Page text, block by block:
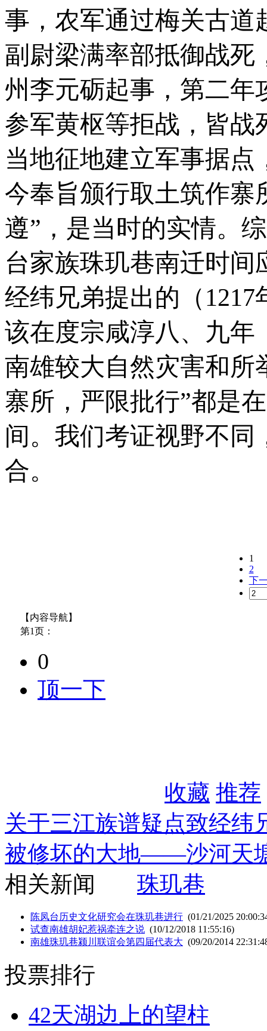
事，农军通过梅关古道
副尉梁满率部抵御战死
州李元砺起事，第二年
参军黄枢等拒战，皆战
当地征地建立军事据点
今奉旨颁行取土筑作寨
遵”，是当时的实情。
台家族珠玑巷南迁时间
经纬兄弟提出的（
该在度宗咸淳八、九年
南雄较大自然灾害和所
寨所，严限批行”都是
间。我们考证视野不
合。
1
2
下
【内容导航】
第1页：
0
顶一下
收藏 推荐
关于三江族谱疑点致经纬
被修坏的大地——沙河天
相关新闻
珠玑巷
陈凤台历史文化研究会在珠玑巷进行 (01/21/2025
试查南雄胡妃惹祸牵连之说 (10/12/2018 11:55:16)
南雄珠玑巷颍川联谊会第四届代表大 (09/20/2014
投票排行
42天湖边上的望柱